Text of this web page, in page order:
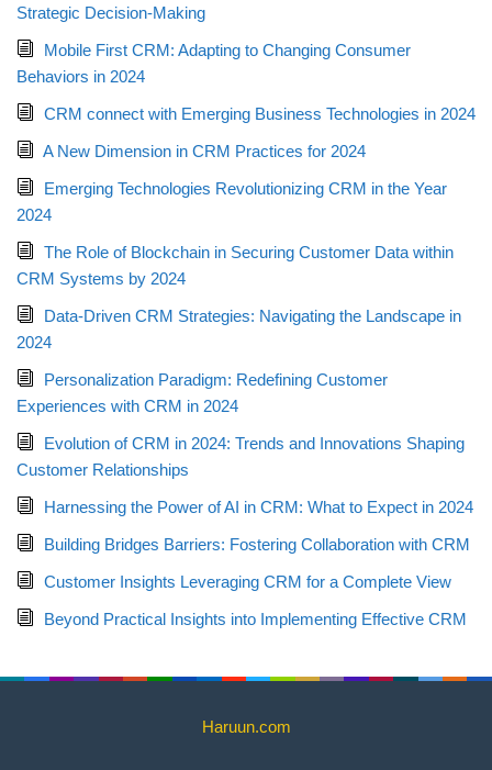
Strategic Decision-Making
Mobile First CRM: Adapting to Changing Consumer
Behaviors in 2024
CRM connect with Emerging Business Technologies in 2024
A New Dimension in CRM Practices for 2024
Emerging Technologies Revolutionizing CRM in the Year
2024
The Role of Blockchain in Securing Customer Data within
CRM Systems by 2024
Data-Driven CRM Strategies: Navigating the Landscape in
2024
Personalization Paradigm: Redefining Customer
Experiences with CRM in 2024
Evolution of CRM in 2024: Trends and Innovations Shaping
Customer Relationships
Harnessing the Power of AI in CRM: What to Expect in 2024
Building Bridges Barriers: Fostering Collaboration with CRM
Customer Insights Leveraging CRM for a Complete View
Beyond Practical Insights into Implementing Effective CRM
Haruun.com